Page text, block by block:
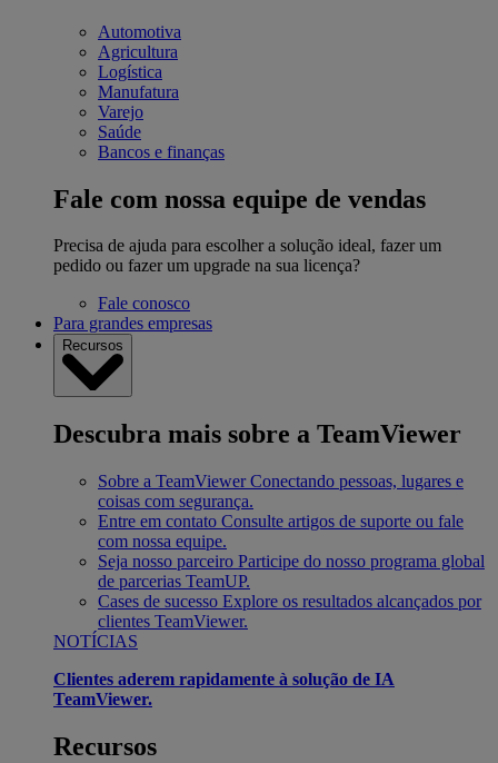
Automotiva
Agricultura
Logística
Manufatura
Varejo
Saúde
Bancos e finanças
Fale com nossa equipe de vendas
Precisa de ajuda para escolher a solução ideal, fazer um
pedido ou fazer um upgrade na sua licença?
Fale conosco
Para grandes empresas
Recursos
Descubra mais sobre a TeamViewer
Sobre a TeamViewer Conectando pessoas, lugares e
coisas com segurança.
Entre em contato Consulte artigos de suporte ou fale
com nossa equipe.
Seja nosso parceiro Participe do nosso programa global
de parcerias TeamUP.
Cases de sucesso Explore os resultados alcançados por
clientes TeamViewer.
NOTÍCIAS
Clientes aderem rapidamente à solução de IA
TeamViewer.
Recursos